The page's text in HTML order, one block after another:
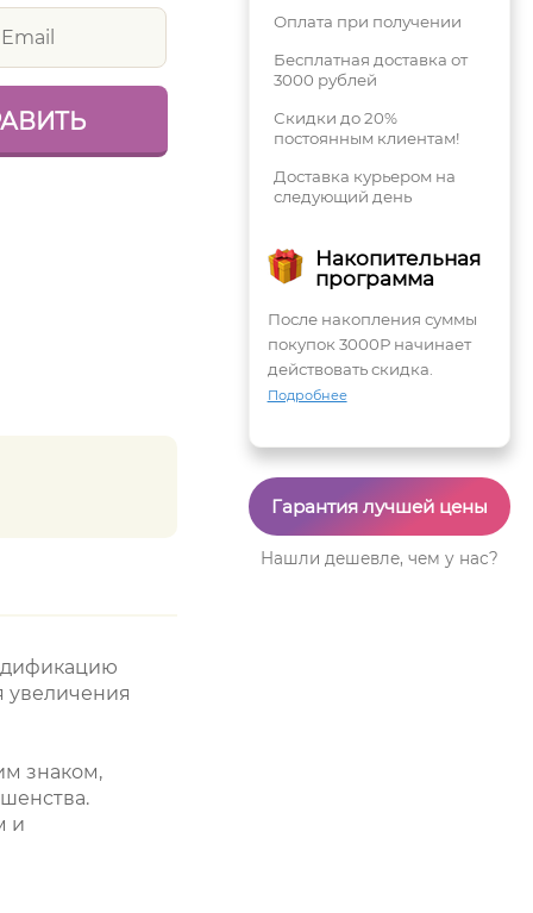
Оплата при получении
Бесплатная доставка от
3000 рублей
Скидки до 20%
постоянным клиентам!
Доставка курьером на
следующий день
Накопительная
программа
После накопления суммы
покупок 3000Р начинает
действовать скидка.
Подробнее
Гарантия лучшей цены
Нашли дешевле, чем у нас?
увеличения
знаком,
и